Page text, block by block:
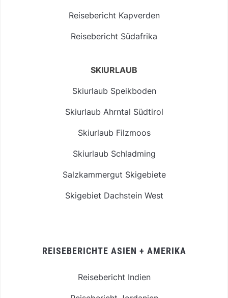
Reisebericht Kapverden
Reisebericht Südafrika
SKIURLAUB
Skiurlaub Speikboden
Skiurlaub Ahrntal Südtirol
Skiurlaub Filzmoos
Skiurlaub Schladming
Salzkammergut Skigebiete
Skigebiet Dachstein West
REISEBERICHTE ASIEN + AMERIKA
Reisebericht Indien